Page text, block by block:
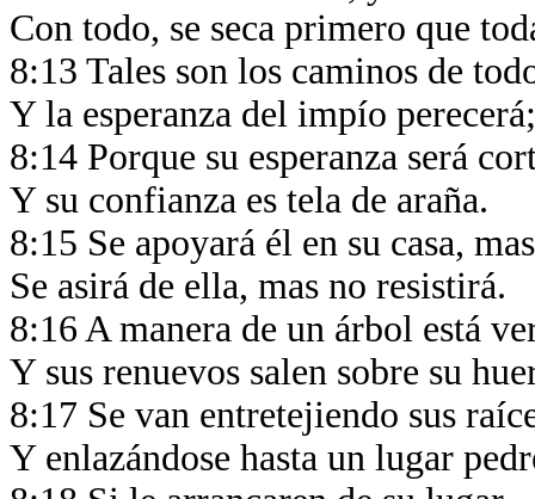
Con todo, se seca primero que
8:13 Tales son los caminos de
Y la esperanza del impío
8:14 Porque su esperanza será
Y su confianza es tela de araña.
8:15 Se apoyará él en su casa,
Se asirá de ella, mas no resistirá.
8:16 A manera de un árbol está
Y sus renuevos salen sobre su
8:17 Se van entretejiendo sus
Y enlazándose hasta un lugar